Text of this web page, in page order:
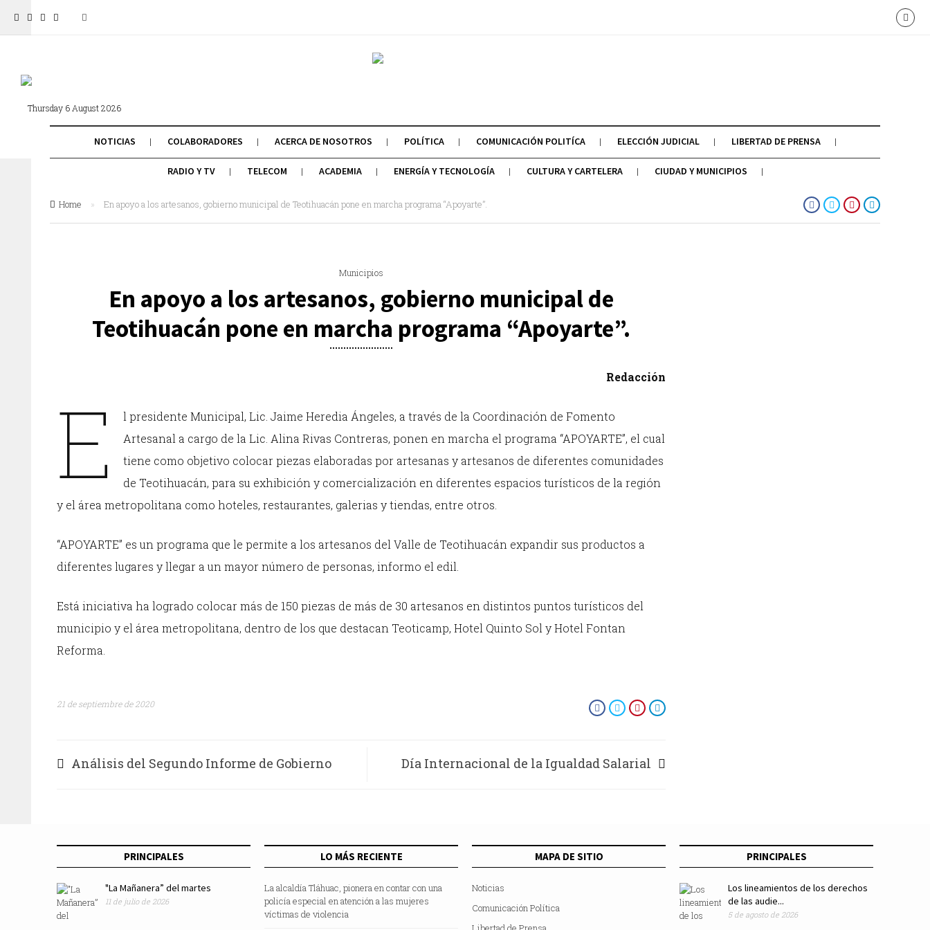
Thursday 6 August 2026
NOTICIAS COLABORADORES ACERCA DE NOSOTROS POLÍTICA COMUNICACIÓN POLITÍCA ELECCIÓN JUDICIAL LIBERTAD DE PRENSA
RADIO Y TV TELECOM ACADEMIA ENERGÍA Y TECNOLOGÍA CULTURA Y CARTELERA CIUDAD Y MUNICIPIOS
Home » En apoyo a los artesanos, gobierno municipal de Teotihuacán pone en marcha programa “Apoyarte”.
Municipios
En apoyo a los artesanos, gobierno municipal de
Teotihuacán pone en marcha programa “Apoyarte”.
Redacción
E
l presidente Municipal, Lic. Jaime Heredia Ángeles, a través de la Coordinación de Fomento
Artesanal a cargo de la Lic. Alina Rivas Contreras, ponen en marcha el programa “APOYARTE”, el cual
tiene como objetivo colocar piezas elaboradas por artesanas y artesanos de diferentes comunidades
de Teotihuacán, para su exhibición y comercialización en diferentes espacios turísticos de la región
y el área metropolitana como hoteles, restaurantes, galerias y tiendas, entre otros.
“APOYARTE” es un programa que le permite a los artesanos del Valle de Teotihuacán expandir sus productos a
diferentes lugares y llegar a un mayor número de personas, informo el edil.
Está iniciativa ha logrado colocar más de 150 piezas de más de 30 artesanos en distintos puntos turísticos del
municipio y el área metropolitana, dentro de los que destacan Teoticamp, Hotel Quinto Sol y Hotel Fontan
Reforma.
21 de septiembre de 2020
Análisis del Segundo Informe de Gobierno Día Internacional de la Igualdad Salarial
PRINCIPALES
"La Mañanera” del martes
11 de julio de 2026
LO MÁS RECIENTE
La alcaldía Tláhuac, pionera en contar con una
policía especial en atención a las mujeres
víctimas de violencia
MAPA DE SITIO
Noticias
Comunicación Política
PRINCIPALES
Los lineamientos de los derechos
de las audie...
5 de agosto de 2026